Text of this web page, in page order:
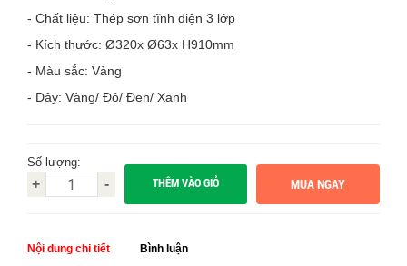
- Chất liệu: Thép sơn tĩnh điện 3 lớp
- Kích thước: Ø320x Ø63x H910mm
- Màu sắc: Vàng
- Dây: Vàng/ Đỏ/ Đen/ Xanh
Số lượng:
+ - THÊM VÀO GIỎ
Nội dung chi tiết Bình luận